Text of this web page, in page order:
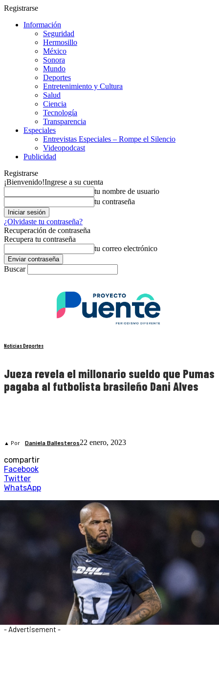
Registrarse
Información
Seguridad
Hermosillo
México
Sonora
Mundo
Deportes
Entretenimiento y Cultura
Salud
Ciencia
Tecnología
Transparencia
Especiales
Entrevistas Especiales – Rompe el Silencio
Videopodcast
Publicidad
Registrarse
¡Bienvenido!Ingrese a su cuenta
tu nombre de usuario
tu contraseña
¿Olvidaste tu contraseña?
Recuperación de contraseña
Recupera tu contraseña
tu correo electrónico
Buscar
Noticias Deportes
Jueza revela el millonario sueldo que Pumas
pagaba al futbolista brasileño Dani Alves
▲ Por Daniela Ballesteros22 enero, 2023
compartir
Facebook
Twitter
WhatsApp
- Advertisement -